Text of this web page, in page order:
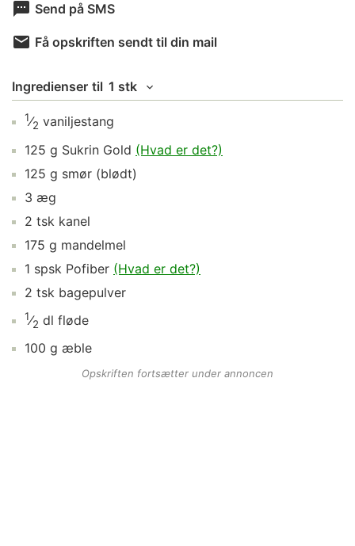
Send på SMS
Få opskriften sendt til din mail
Ingredienser til 1 stk
1⁄2 vaniljestang
125 g Sukrin Gold (Hvad er det?)
125 g smør (blødt)
3 æg
2 tsk kanel
175 g mandelmel
1 spsk Pofiber (Hvad er det?)
2 tsk bagepulver
1⁄2 dl fløde
100 g æble
Opskriften fortsætter under annoncen